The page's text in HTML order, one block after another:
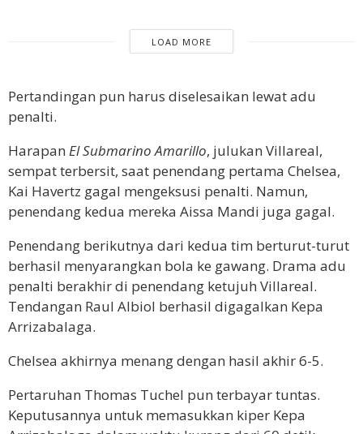
LOAD MORE
Pertandingan pun harus diselesaikan lewat adu
penalti.
Harapan El Submarino Amarillo, julukan Villareal,
sempat terbersit, saat penendang pertama Chelsea,
Kai Havertz gagal mengeksusi penalti. Namun,
penendang kedua mereka Aissa Mandi juga gagal.
Penendang berikutnya dari kedua tim berturut-turut
berhasil menyarangkan bola ke gawang. Drama adu
penalti berakhir di penendang ketujuh Villareal.
Tendangan Raul Albiol berhasil digagalkan Kepa
Arrizabalaga.
Chelsea akhirnya menang dengan hasil akhir 6-5.
Pertaruhan Thomas Tuchel pun terbayar tuntas.
Keputusannya untuk memasukkan kiper Kepa